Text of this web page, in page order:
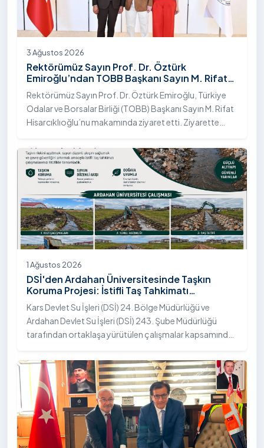
3 Ağustos 2026
Rektörümüz Sayın Prof. Dr. Öztürk
Emiroğlu’ndan TOBB Başkanı Sayın M. Rifat
Hisarcıklıoğlu’na Ziyaret
Rektörümüz Sayın Prof. Dr. Öztürk Emiroğlu, Türkiye
Odalar ve Borsalar Birliği (TOBB) Başkanı Sayın M. Rifat
Hisarcıklıoğlu’nu makamında ziyaret etti. Ziyarette
Emiroğlu Hanımefendi eşlik etti.
1 Ağustos 2026
DSİ'den Ardahan Üniversitesinde Taşkın
Koruma Projesi: İstifli Taş Tahkimatı
Çalışmaları Tamamlandı
Kars Devlet Su İşleri (DSİ) 24. Bölge Müdürlüğü ve
Ardahan Devlet Su İşleri (DSİ) 243. Şube Müdürlüğü
tarafından ortaklaşa yürütülen çalışmalar kapsamında,
"İstifli Taş Tahkimatı" projesi titizlikle tamamlandı.